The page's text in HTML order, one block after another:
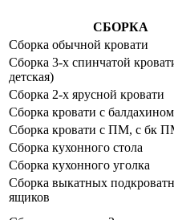
СБОРКА
Сборка обычной кровати
Сборка 3-х спинчатой
детская)
Сборка 2-х ярусной кровати
Сборка кровати с балдахином
Сборка кровати с ПМ, с бк
Сборка кухонного стола
Сборка кухонного уголка
Сборка выкатных
ящиков